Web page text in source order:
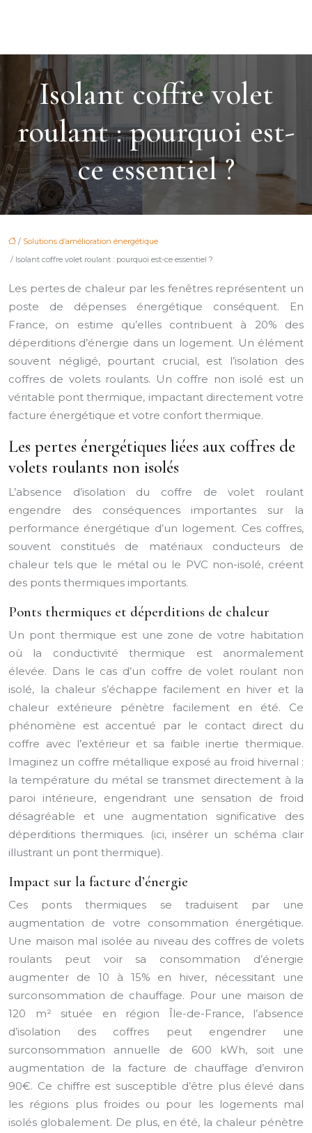
Isolant coffre volet
roulant : pourquoi est-
ce essentiel ?
/ Solutions d’amélioration énergétique
/ Isolant coffre volet roulant : pourquoi est-ce essentiel ?
Les pertes de chaleur par les fenêtres représentent un
poste de dépenses énergétique conséquent. En
France, on estime qu’elles contribuent à 20% des
déperditions d’énergie dans un logement. Un élément
souvent négligé, pourtant crucial, est l’isolation des
coffres de volets roulants. Un coffre non isolé est un
véritable pont thermique, impactant directement votre
facture énergétique et votre confort thermique.
Les pertes énergétiques liées aux coffres de
volets roulants non isolés
L’absence d’isolation du coffre de volet roulant
engendre des conséquences importantes sur la
performance énergétique d’un logement. Ces coffres,
souvent constitués de matériaux conducteurs de
chaleur tels que le métal ou le PVC non-isolé, créent
des ponts thermiques importants.
Ponts thermiques et déperditions de chaleur
Un pont thermique est une zone de votre habitation
où la conductivité thermique est anormalement
élevée. Dans le cas d’un coffre de volet roulant non
isolé, la chaleur s’échappe facilement en hiver et la
chaleur extérieure pénètre facilement en été. Ce
phénomène est accentué par le contact direct du
coffre avec l’extérieur et sa faible inertie thermique.
Imaginez un coffre métallique exposé au froid hivernal :
la température du métal se transmet directement à la
paroi intérieure, engendrant une sensation de froid
désagréable et une augmentation significative des
déperditions thermiques. (ici, insérer un schéma clair
illustrant un pont thermique).
Impact sur la facture d’énergie
Ces ponts thermiques se traduisent par une
augmentation de votre consommation énergétique.
Une maison mal isolée au niveau des coffres de volets
roulants peut voir sa consommation d’énergie
augmenter de 10 à 15% en hiver, nécessitant une
surconsommation de chauffage. Pour une maison de
120 m² située en région Île-de-France, l’absence
d’isolation des coffres peut engendrer une
surconsommation annuelle de 600 kWh, soit une
augmentation de la facture de chauffage d’environ
90€. Ce chiffre est susceptible d’être plus élevé dans
les régions plus froides ou pour les logements mal
isolés globalement. De plus, en été, la chaleur pénètre